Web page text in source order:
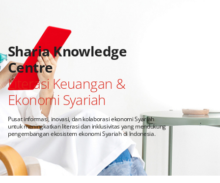
Sharia Knowledge
Centre
Literasi Keuangan &
Ekonomi Syariah
Pusat informasi, inovasi, dan kolaborasi ekonomi Syariah
untuk meningkatkan literasi dan inklusivitas yang mendukung
pengembangan ekosistem ekonomi Syariah di Indonesia.